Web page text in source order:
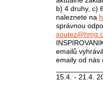
b) 4 druhy, c)
naleznete na
správnou
emailů
emaily od nás
15.4. - 21.4.